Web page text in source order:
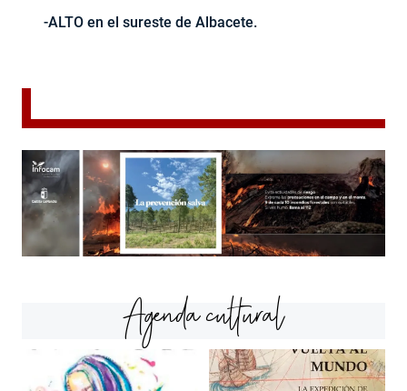
-ALTO en el sureste de Albacete.
Agenda cultural